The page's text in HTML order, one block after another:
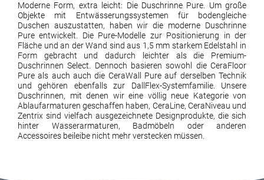
Moderne Form, extra leicht: Die Duschrinne Pure. Um große
Objekte mit Entwässerungssystemen für bodengleiche
Duschen auszustatten, haben wir die moderne Duschrinne
Pure entwickelt. Die Pure-Modelle zur Positionierung in der
Fläche und an der Wand sind aus 1,5 mm starkem Edelstahl in
Form gebracht und dadurch leichter als die Premium-
Duschrinnen Select. Dennoch basieren sowohl die CeraFloor
Pure als auch auch die CeraWall Pure auf derselben Technik
und gehören ebenfalls zur DallFlex-Systemfamilie. Unsere
Duschrinnen, mit denen wir eine völlig neue Kategorie von
Ablaufarmaturen geschaffen haben, CeraLine, CeraNiveau und
Zentrix sind vielfach ausgezeichnete Designprodukte, die sich
hinter Wasserarmaturen, Badmöbeln oder anderen
Accessoires beileibe nicht mehr verstecken müssen.